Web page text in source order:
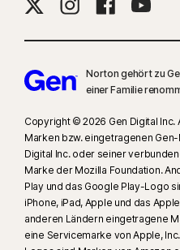
Norton gehört zu
einer Familie
Copyright © 2026 Gen Digital
Marken bzw. eingetragenen
Digital Inc. oder seiner
Marke der Mozilla Foundation.
Play und das Google Play-Logo
iPhone, iPad, Apple und das
anderen Ländern eingetragene
eine Servicemarke von Apple,